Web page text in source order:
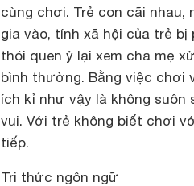
cùng chơi. Trẻ con cãi
gia vào, tính xã hội của trẻ
thói quen ỷ lại xem cha mẹ
bình thường. Bằng việc chơi
ích kỉ như vậy là không
vui. Với trẻ không biết chơi
tiếp.
Tri thức ngôn ngữ